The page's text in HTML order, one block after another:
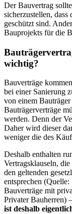
Der Bauvertrag
sicherzustellen, dass
geschützt sind.
Bauprojekts für die
wichtig?
Bauverträge
bei einer Sanierung
von einem
Bauträgerverträge
werden. Denn der
Daher wird dieser
weniger die des
Deshalb enthalten
Vertragsklauseln,
den geltenden
entsprechen
Bauverträge mit
Privater Bauherren) –
ist deshalb